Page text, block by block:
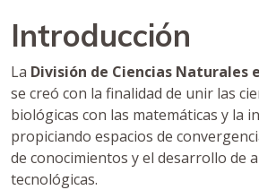
Introducción
La División de Ciencias Naturales
se creó con la finalidad de unir las
biológicas con las matemáticas y la
propiciando espacios de
de conocimientos y el desarrollo de
tecnológicas.